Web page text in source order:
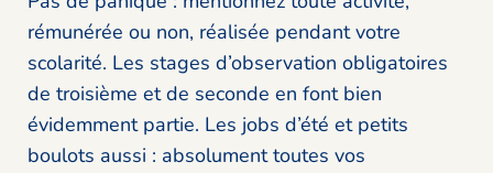
rémunérée ou non, réalisée pendant votre
scolarité. Les stages d’observation obligatoires
de troisième et de seconde en font bien
évidemment partie. Les jobs d’été et petits
boulots aussi : absolument toutes vos